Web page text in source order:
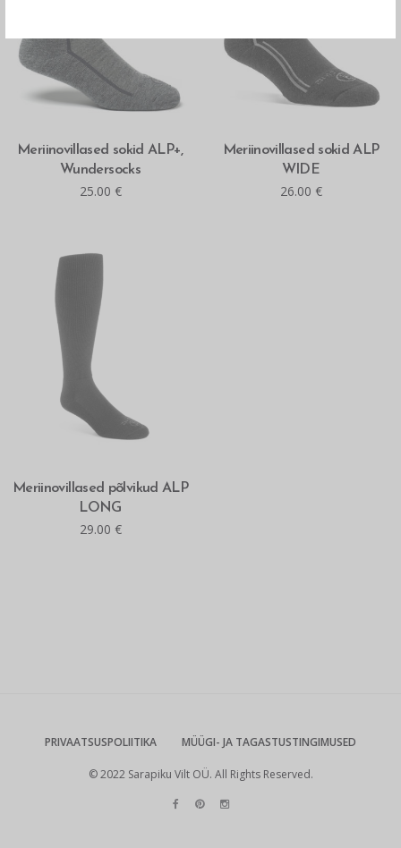
MITMEID VALIKUID
Meriinovillased sokid ALP+,
Wundersocks
25.00 €
MITMEID VALIKUID
Meriinovillased sokid ALP
WIDE
26.00 €
MITMEID VALIKUID
Meriinovillased põlvikud ALP
LONG
29.00 €
PRIVAATSUSPOLIITIKA MÜÜGI- JA TAGASTUSTINGIMUSED
© 2022 Sarapiku Vilt OÜ. All Rights Reserved.